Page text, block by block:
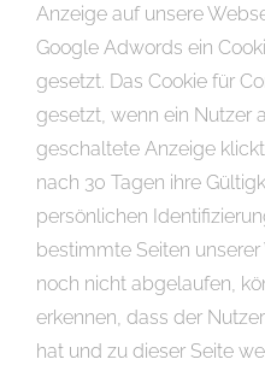
Anzeige auf unsere
Google Adwords ein
gesetzt. Das Cookie für
gesetzt, wenn ein Nutzer
geschaltete Anzeige
nach 30 Tagen ihre
persönlichen
bestimmte Seiten
noch nicht abgelaufen,
erkennen, dass der
hat und zu dieser Seite